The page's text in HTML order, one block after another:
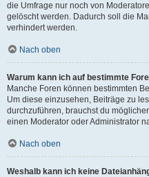
die Umfrage nur noch von
gelöscht werden. Dadurch soll die
verhindert werden.
Nach oben
Warum kann ich auf bestimmte
Manche Foren können bestimmten
Um diese einzusehen, Beiträge zu
durchzuführen, brauchst du
einen Moderator oder Administrator
Nach oben
Weshalb kann ich keine